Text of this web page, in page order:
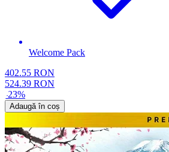
Welcome Pack
402.55 RON
524.39 RON
-23%
Adaugă în coș